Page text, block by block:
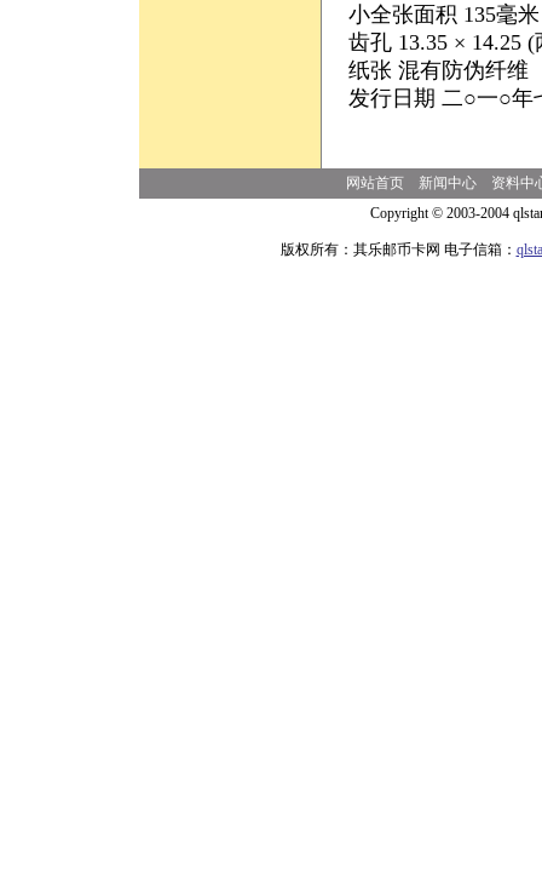
小全张面积 135毫
齿孔 13.35 × 14.25
纸张 混有防伪纤维
发行日期 二○一○年
网站首页 新闻中心
资料中
Copyright © 2003-2004
版权所有：其乐邮币卡网 电子信箱：